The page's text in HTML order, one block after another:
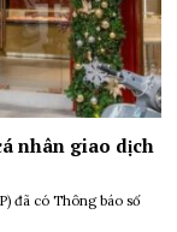
nhân giao dịch
đã có Thông báo số